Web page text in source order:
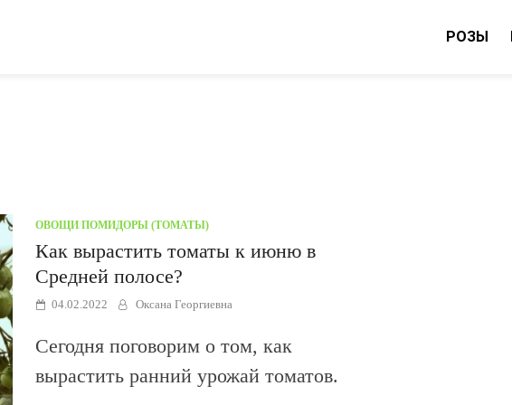
РОЗЫ
ОВОЩИ/ПОМИДОРЫ (ТОМАТЫ)
Как вырастить томаты к июню в
Средней полосе?
04.02.2022 Оксана Георгиевна
Сегодня поговорим о том, как
вырастить ранний урожай томатов.